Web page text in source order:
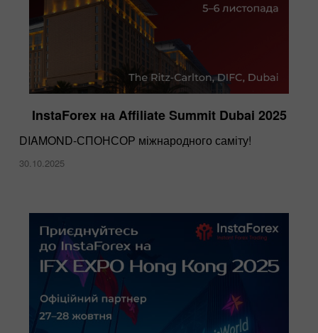
InstaForex на Affiliate Summit Dubai 2025
DIAMOND-СПОНСОР міжнародного саміту!
30.10.2025